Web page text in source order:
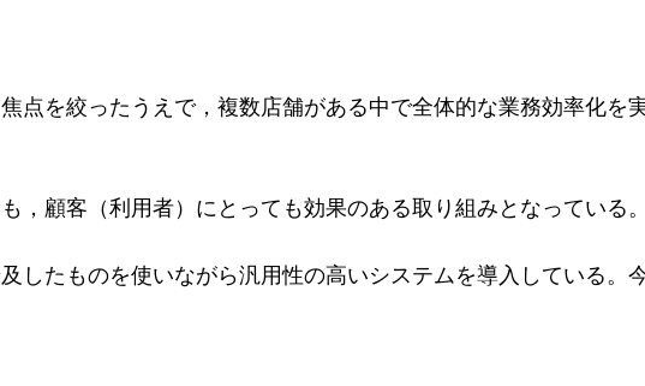
点を絞ったうえで，複数店舗がある中で全体的な業務効率化を
，顧客（利用者）にとっても効果のある取り組みとなっている。
したものを使いながら汎用性の高いシステムを導入している。